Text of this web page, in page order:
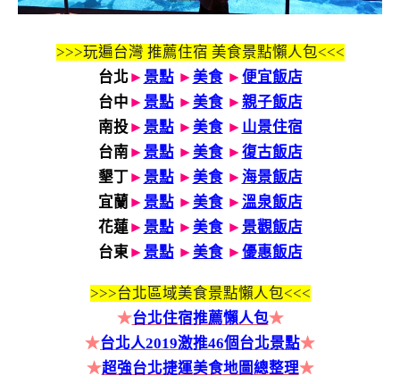
>>>玩遍台灣 推薦住宿 美食景點懶人包<<<
台北 ► 景點 ► 美食► 便宜飯店
台中 ► 景點 ► 美食► 親子飯店
南投► 景點 ► 美食► 山景住宿
台南► 景點 ► 美食► 復古飯店
墾丁► 景點 ► 美食► 海景飯店
宜蘭 ► 景點 ► 美食► 溫泉飯店
花蓮► 景點 ► 美食► 景觀飯店
台東► 景點 ► 美食► 優惠飯店
>>>台北區域美食景點懶人包<<<
★台北住宿推薦懶人包★
★台北人2019激推46個台北景點★
★超強台北捷運美食地圖總整理★